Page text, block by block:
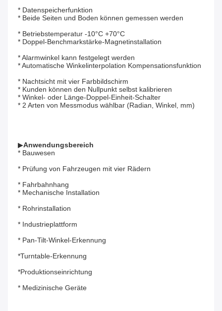
* Datenspeicherfunktion
* Beide Seiten und Boden können gemessen werden
* Betriebstemperatur -10°C +70°C
* Doppel-Benchmarkstärke-Magnetinstallation
* Alarmwinkel kann festgelegt werden
* Automatische Winkelinterpolation Kompensationsfunktion
* Nachtsicht mit vier Farbbildschirm
* Kunden können den Nullpunkt selbst kalibrieren
* Winkel- oder Länge-Doppel-Einheit-Schalter
* 2 Arten von Messmodus wählbar (Radian, Winkel, mm)
▶Anwendungsbereich
* Bauwesen
* Prüfung von Fahrzeugen mit vier Rädern
* Fahrbahnhang
* Mechanische Installation
* Rohrinstallation
* Industrieplattform
* Pan-Tilt-Winkel-Erkennung
*Turntable-Erkennung
*Produktionseinrichtung
* Medizinische Geräte